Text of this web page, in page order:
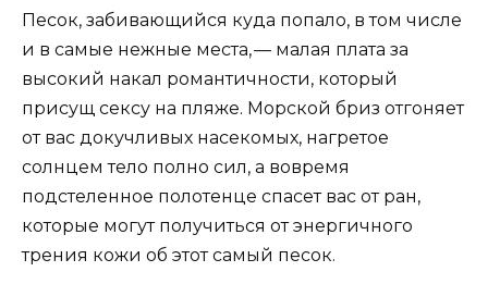
Песок, забивающийся куда попало, в том числе
и в самые нежные места, — малая плата за
высокий накал романтичности, который
присущ сексу на пляже. Морской бриз отгоняет
от вас докучливых насекомых, нагретое
солнцем тело полно сил, а вовремя
подстеленное полотенце спасет вас от ран,
которые могут получиться от энергичного
трения кожи об этот самый песок.